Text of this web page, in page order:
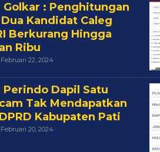
Golkar : Penghitungan
Dua Kandidat Caleg
Berkurang Hingga
Ribu
Februari 22, 2024Oleh
Perindo Dapil Satu
Tak Mendapatkan
Kabupaten Pati
Februari 20, 2024Oleh